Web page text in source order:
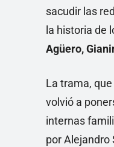
sacudir las
la historia de
Agüero,
La trama,
volvió a
internas
por Alejandro